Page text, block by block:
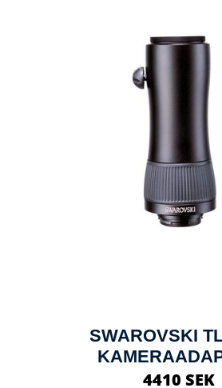
SWAROVSKI
4410 SEK